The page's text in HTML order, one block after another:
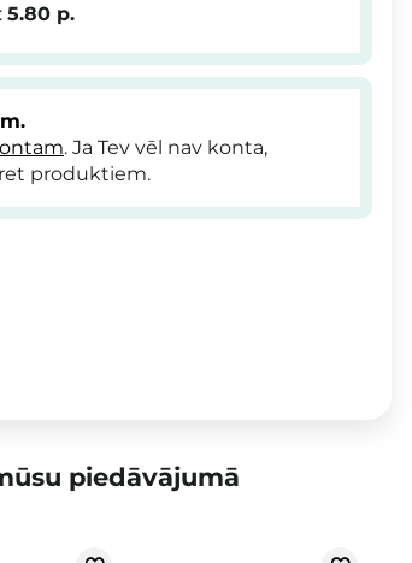
5.80 p.
. Ja Tev vēl nav konta,
produktiem.
piedāvājumā